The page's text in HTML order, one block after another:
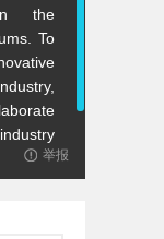
in the
To
举报